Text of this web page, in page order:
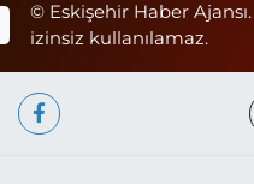
© Eskişehir Haber
izinsiz kullanılamaz.